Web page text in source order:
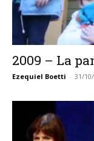
2009 – La
Ezequiel Boetti - 31/